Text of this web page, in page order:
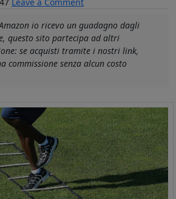
io ricevo un guadagno dagli
questo sito partecipa ad altri
se acquisti tramite i nostri link,
commissione senza alcun costo